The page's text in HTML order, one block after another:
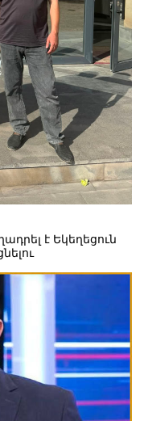
է Եկեղեցուն